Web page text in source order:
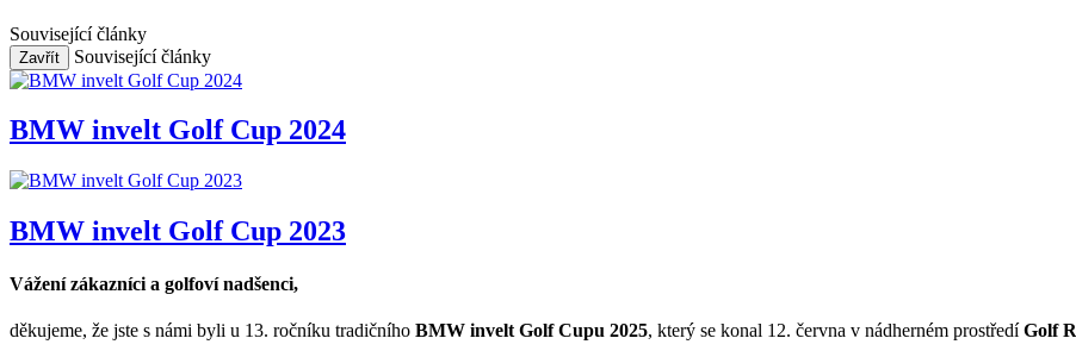
Související články
Zavřít Související články
BMW invelt Golf Cup 2024
BMW invelt Golf Cup 2023
Vážení zákazníci a golfoví nadšenci,
děkujeme, že jste s námi byli u 13. ročníku tradičního BMW invelt Golf Cupu 2025, který se konal 12. června v nádherném prostředíGolf